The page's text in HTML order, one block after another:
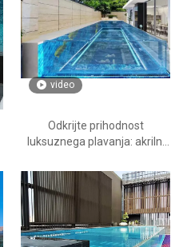
video
Odkrijte prihodnost
luksuznega plavanja: akrilni
klora, prilagojeni za Bližnji